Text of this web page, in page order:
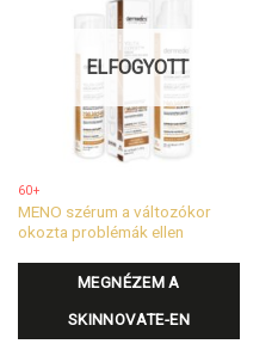
ELFOGYOTT
60+
MENO szérum a változókor
okozta problémák ellen
MEGNÉZEM A
SKINNOVATE-EN